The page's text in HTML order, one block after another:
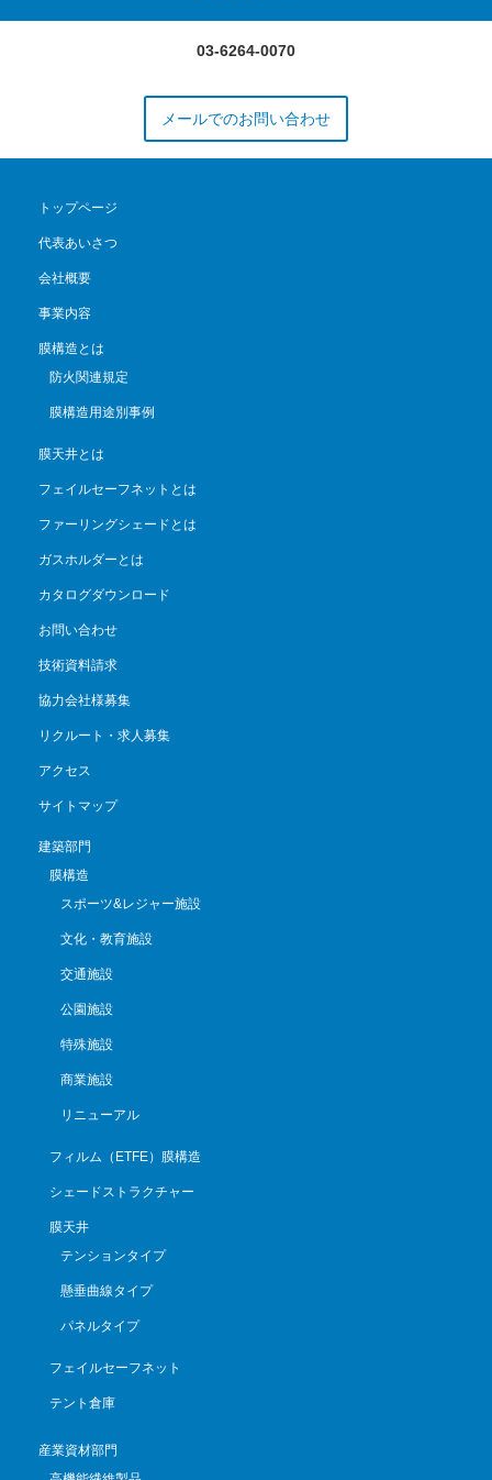
03-6264-0070
メールでのお問い合わせ
トップページ
代表あいさつ
会社概要
事業内容
膜構造とは
防火関連規定
膜構造用途別事例
膜天井とは
フェイルセーフネットとは
ファーリングシェードとは
ガスホルダーとは
カタログダウンロード
お問い合わせ
技術資料請求
協力会社様募集
リクルート・求人募集
アクセス
サイトマップ
建築部門
膜構造
スポーツ&レジャー施設
文化・教育施設
交通施設
公園施設
特殊施設
商業施設
リニューアル
フィルム（ETFE）膜構造
シェードストラクチャー
膜天井
テンションタイプ
懸垂曲線タイプ
パネルタイプ
フェイルセーフネット
テント倉庫
産業資材部門